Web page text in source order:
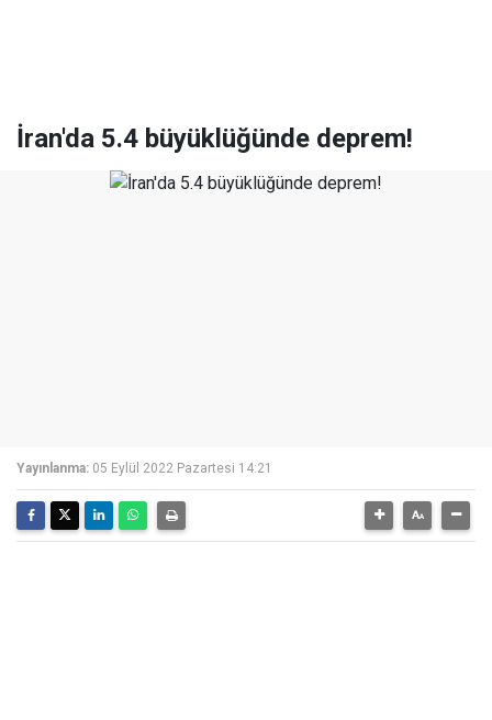
İran'da 5.4 büyüklüğünde deprem!
Yayınlanma: 05 Eylül 2022 Pazartesi 14:21